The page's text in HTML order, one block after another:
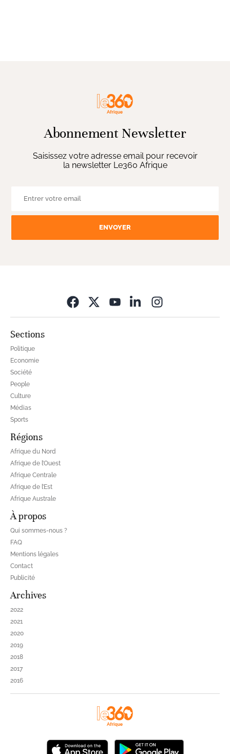
Abonnement Newsletter
Saisissez votre adresse email pour recevoir
la newsletter Le360 Afrique
ENVOYER
Sections
Politique
Economie
Société
People
Culture
Médias
Sports
Régions
Afrique du Nord
Afrique de l’Ouest
Afrique Centrale
Afrique de l’Est
Afrique Australe
À propos
Qui sommes-nous ?
FAQ
Mentions légales
Contact
Publicité
Archives
2022
2021
2020
2019
2018
2017
2016